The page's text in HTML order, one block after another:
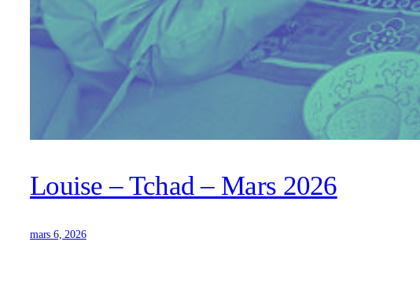
Louise – Tchad – Mars 2026
mars 6, 2026